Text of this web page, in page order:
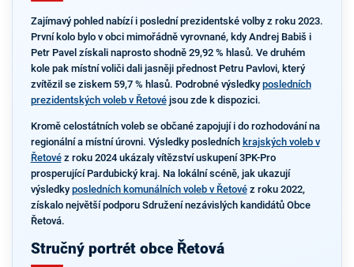
Zajímavý pohled nabízí i poslední prezidentské volby z roku 2023.
První kolo bylo v obci mimořádně vyrovnané, kdy Andrej Babiš i
Petr Pavel získali naprosto shodně 29,92 % hlasů. Ve druhém
kole pak místní voliči dali jasněji přednost Petru Pavlovi, který
zvítězil se ziskem 59,7 % hlasů. Podrobné výsledky posledních
prezidentských voleb v Řetovéjsou zde k dispozici.
Kromě celostátních voleb se občané zapojují i do rozhodování na
regionální a místní úrovni. Výsledky posledních krajských voleb v
Řetovéz roku 2024 ukázaly vítězství uskupení 3PK-Pro
prosperující Pardubický kraj. Na lokální scéně, jak ukazují
výsledky posledních komunálních voleb v Řetovéz roku 2022,
získalo největší podporu Sdružení nezávislých kandidátů Obce
Řetová.
Stručný portrét obce Řetová